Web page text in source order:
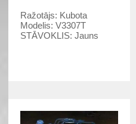
Ražotājs: Kubota
Modelis:V3307T
STĀVOKLIS:Jauns